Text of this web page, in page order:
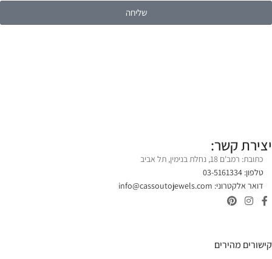
שליחה
יצירת קשר:
כתובת: רמב'ם 18, נחלת בנימין, תל אביב
טלפון: 03-5161334
דואר אלקטרוני: info@cassoutojewels.com
קישורים מהירים